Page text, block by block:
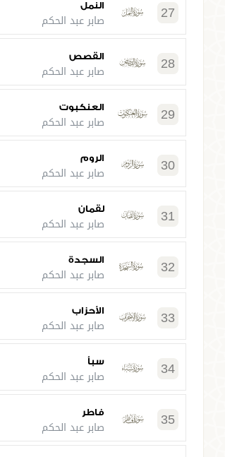
27 النمل
صابر عبد الحكم
28 القصص
صابر عبد الحكم
29 العنكبوت
صابر عبد الحكم
30 الروم
صابر عبد الحكم
31 لقمان
صابر عبد الحكم
32 السجدة
صابر عبد الحكم
33 الأحزاب
صابر عبد الحكم
34 سبأ
صابر عبد الحكم
35 فاطر
صابر عبد الحكم